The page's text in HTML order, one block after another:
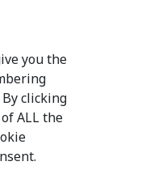
you the
clicking
ALL the